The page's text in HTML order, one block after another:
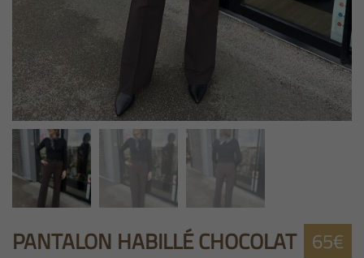
PANTALON HABILLÉ CHOCOLAT 65€